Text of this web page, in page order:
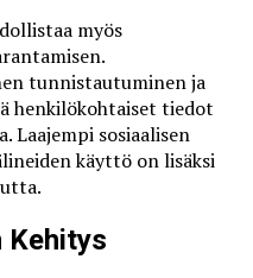
myös
tunnistautuminen ja
henkilökohtaiset tiedot
Laajempi sosiaalisen
käyttö on lisäksi
Kehitys